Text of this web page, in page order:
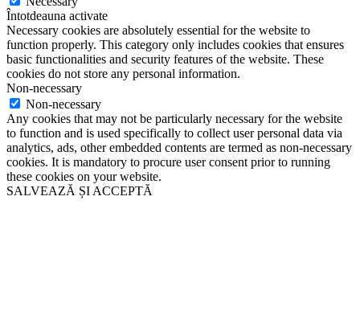
Întotdeauna activate
Necessary cookies are absolutely essential for the website to
function properly. This category only includes cookies that ensures
basic functionalities and security features of the website. These
cookies do not store any personal information.
Non-necessary
Non-necessary
Any cookies that may not be particularly necessary for the website
to function and is used specifically to collect user personal data via
analytics, ads, other embedded contents are termed as non-necessary
cookies. It is mandatory to procure user consent prior to running
these cookies on your website.
SALVEAZĂ ȘI ACCEPTĂ